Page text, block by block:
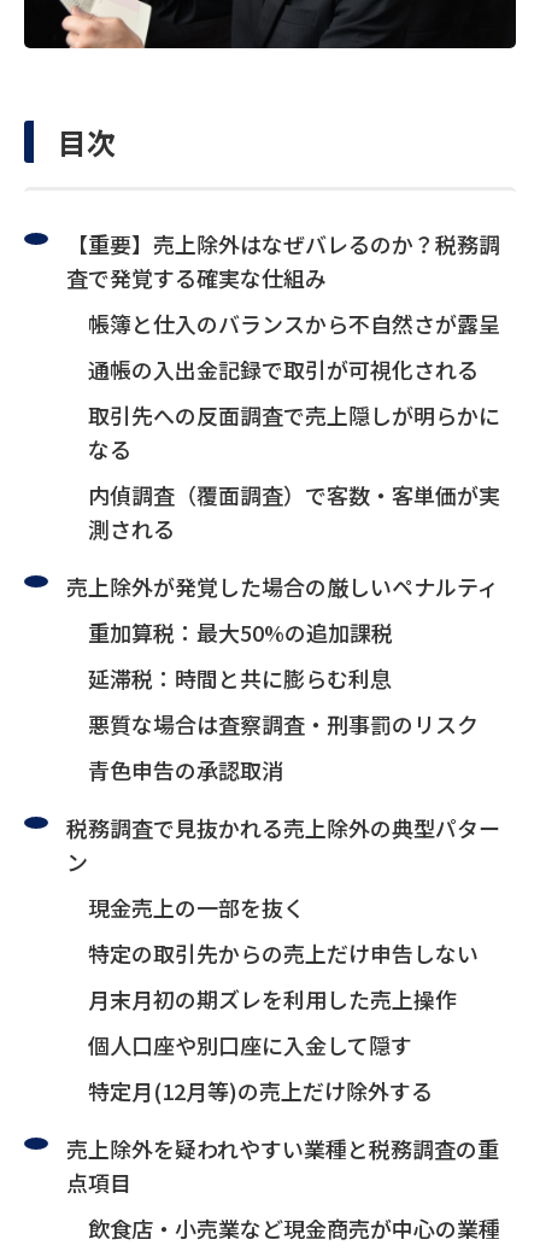
目次
【重要】売上除外はなぜバレるのか？税務調
査で発覚する確実な仕組み
帳簿と仕入のバランスから不自然さが露呈
通帳の入出金記録で取引が可視化される
取引先への反面調査で売上隠しが明らかに
なる
内偵調査（覆面調査）で客数・客単価が実
測される
売上除外が発覚した場合の厳しいペナルティ
重加算税：最大50%の追加課税
延滞税：時間と共に膨らむ利息
悪質な場合は査察調査・刑事罰のリスク
青色申告の承認取消
税務調査で見抜かれる売上除外の典型パター
ン
現金売上の一部を抜く
特定の取引先からの売上だけ申告しない
月末月初の期ズレを利用した売上操作
個人口座や別口座に入金して隠す
特定月(12月等)の売上だけ除外する
売上除外を疑われやすい業種と税務調査の重
点項目
飲食店・小売業など現金商売が中心の業種